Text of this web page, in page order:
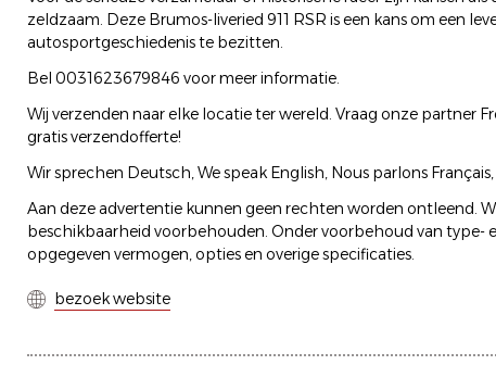
zeldzaam. Deze Brumos-liveried 911 RSR is een kans om een
autosportgeschiedenis te bezitten.
Bel 0031623679846 voor meer informatie.
Wij verzenden naar elke locatie ter wereld. Vraag onze partner
gratis verzendofferte!
Wir sprechen Deutsch, We speak English, Nous parlons
Aan deze advertentie kunnen geen rechten worden ontleend.
beschikbaarheid voorbehouden. Onder voorbehoud van type-
opgegeven vermogen, opties en overige specificaties.
bezoek website